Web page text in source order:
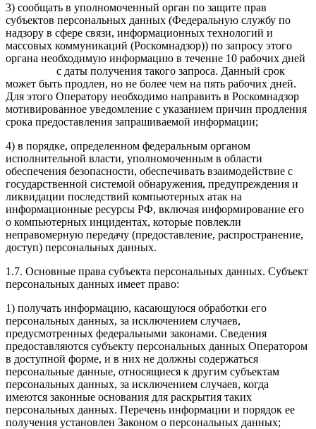
3) сообщать в уполномоченный орган по защите прав
субъектов персональных данных (Федеральную службу по
надзору в сфере связи, информационных технологий и
массовых коммуникаций (Роскомнадзор)) по запросу этого
органа необходимую информацию в течение 10 рабочих дней
с даты получения такого запроса. Данный срок
может быть продлен, но не более чем на пять рабочих дней.
Для этого Оператору необходимо направить в Роскомнадзор
мотивированное уведомление с указанием причин продления
срока предоставления запрашиваемой информации;
4) в порядке, определенном федеральным органом
исполнительной власти, уполномоченным в области
обеспечения безопасности, обеспечивать взаимодействие с
государственной системой обнаружения, предупреждения и
ликвидации последствий компьютерных атак на
информационные ресурсы РФ, включая информирование его
о компьютерных инцидентах, которые повлекли
неправомерную передачу (предоставление, распространение,
доступ) персональных данных.
1.7. Основные права субъекта персональных данных. Субъект
персональных данных имеет право:
1) получать информацию, касающуюся обработки его
персональных данных, за исключением случаев,
предусмотренных федеральными законами. Сведения
предоставляются субъекту персональных данных Оператором
в доступной форме, и в них не должны содержаться
персональные данные, относящиеся к другим субъектам
персональных данных, за исключением случаев, когда
имеются законные основания для раскрытия таких
персональных данных. Перечень информации и порядок ее
получения установлен Законом о персональных данных;